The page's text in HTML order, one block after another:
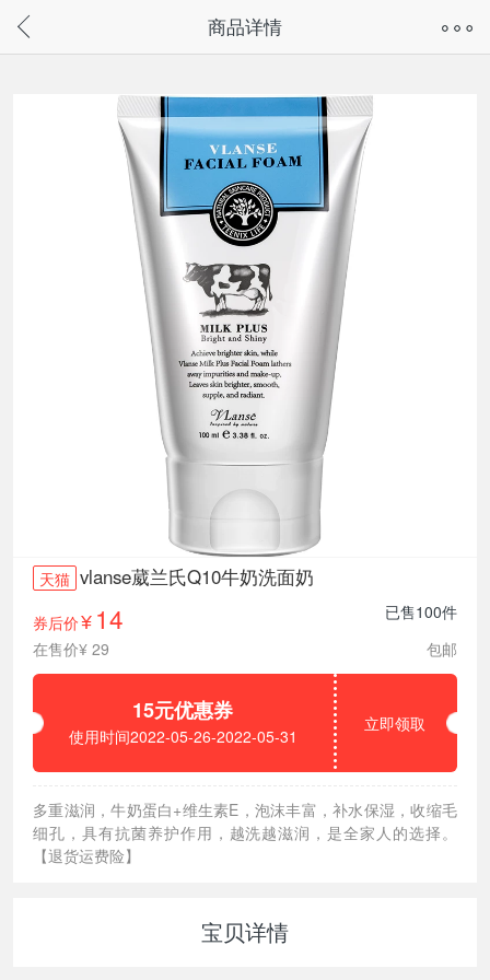
请通过微信或支付宝搜“奇兔客小程序”访问
商品详情
天猫 vlanse葳兰氏Q10牛奶洗面奶
券后价¥ 14
已售100件
在售价¥ 29
包邮
15元优惠券
使用时间2022-05-26-2022-05-31
立即领取
多重滋润，牛奶蛋白+维生素E，泡沫丰富，补水保湿，收缩毛
细孔，具有抗菌养护作用，越洗越滋润，是全家人的选择。
【退货运费险】
宝贝详情